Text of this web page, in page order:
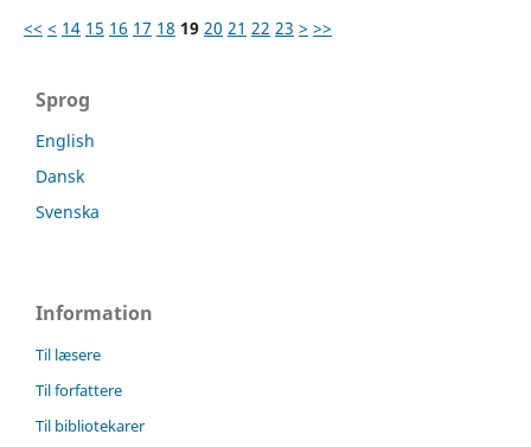
<< < 14 15 16 17 18 19 20 21 22 23 > >>
Sprog
English
Dansk
Svenska
Information
Til læsere
Til forfattere
Til bibliotekarer